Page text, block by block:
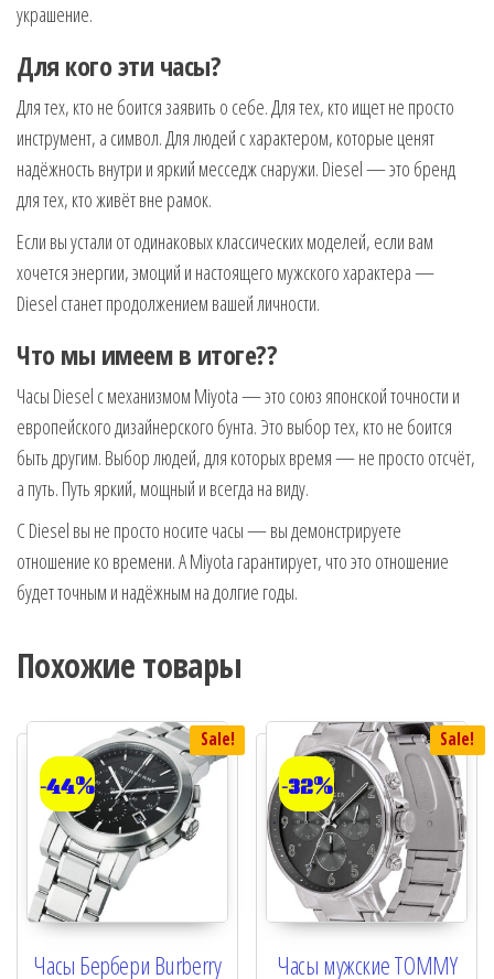
украшение.
Для кого эти часы?
Для тех, кто не боится заявить о себе. Для тех, кто ищет не просто
инструмент, а символ. Для людей с характером, которые ценят
надёжность внутри и яркий месседж снаружи. Diesel — это бренд
для тех, кто живёт вне рамок.
Если вы устали от одинаковых классических моделей, если вам
хочется энергии, эмоций и настоящего мужского характера —
Diesel станет продолжением вашей личности.
Что мы имеем в итоге??
Часы Diesel с механизмом Miyota — это союз японской точности и
европейского дизайнерского бунта. Это выбор тех, кто не боится
быть другим. Выбор людей, для которых время — не просто отсчёт,
а путь. Путь яркий, мощный и всегда на виду.
С Diesel вы не просто носите часы — вы демонстрируете
отношение ко времени. А Miyota гарантирует, что это отношение
будет точным и надёжным на долгие годы.
Похожие товары
Sale!
-44%
Часы Бербери Burberry
Sale!
-32%
Часы мужские TOMMY